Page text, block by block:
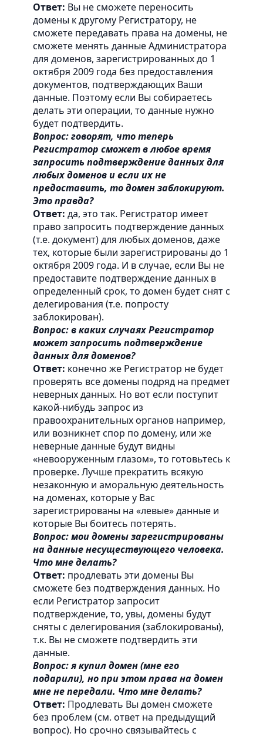
Ответ: Вы не сможете переносить
домены к другому Регистратору, не
сможете передавать права на домены, не
сможете менять данные Администратора
для доменов, зарегистрированных до 1
октября 2009 года без предоставления
документов, подтверждающих Ваши
данные. Поэтому если Вы собираетесь
делать эти операции, то данные нужно
будет подтвердить.
Вопрос: говорят, что теперь
Регистратор сможет в любое время
запросить подтверждение данных для
любых доменов и если их не
предоставить, то домен заблокируют.
Это правда?
Ответ: да, это так. Регистратор имеет
право запросить подтверждение данных
(т.е. документ) для любых доменов, даже
тех, которые были зарегистрированы до 1
октября 2009 года. И в случае, если Вы не
предоставите подтверждение данных в
определенный срок, то домен будет снят с
делегирования (т.е. попросту
заблокирован).
Вопрос: в каких случаях Регистратор
может запросить подтверждение
данных для доменов?
Ответ: конечно же Регистратор не будет
проверять все домены подряд на предмет
неверных данных. Но вот если поступит
какой-нибудь запрос из
правоохранительных органов например,
или возникнет спор по домену, или же
неверные данные будут видны
«невооруженным глазом», то готовьтесь к
проверке. Лучше прекратить всякую
незаконную и аморальную деятельность
на доменах, которые у Вас
зарегистрированы на «левые» данные и
которые Вы боитесь потерять.
Вопрос: мои домены зарегистрированы
на данные несуществующего человека.
Что мне делать?
Ответ: продлевать эти домены Вы
сможете без подтверждения данных. Но
если Регистратор запросит
подтверждение, то, увы, домены будут
сняты с делегирования (заблокированы),
т.к. Вы не сможете подтвердить эти
данные.
Вопрос: я купил домен (мне его
подарили), но при этом права на домен
мне не передали. Что мне делать?
Ответ: Продлевать Вы домен сможете
без проблем (см. ответ на предыдущий
вопрос). Но срочно связывайтесь с